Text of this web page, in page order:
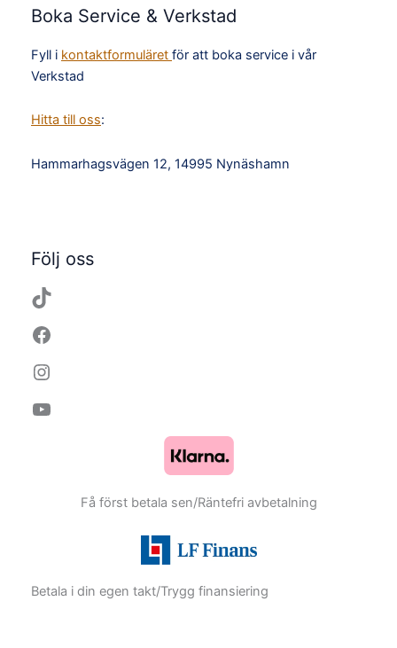
Boka Service & Verkstad
Fyll i kontaktformuläret för att boka service i vår
Verkstad
Hitta till oss:
Hammarhagsvägen 12, 14995 Nynäshamn
Följ oss
TikTok
Facebook
Instagram
YouTube
Få först betala sen/Räntefri avbetalning
Betala i din egen takt/Trygg finansiering